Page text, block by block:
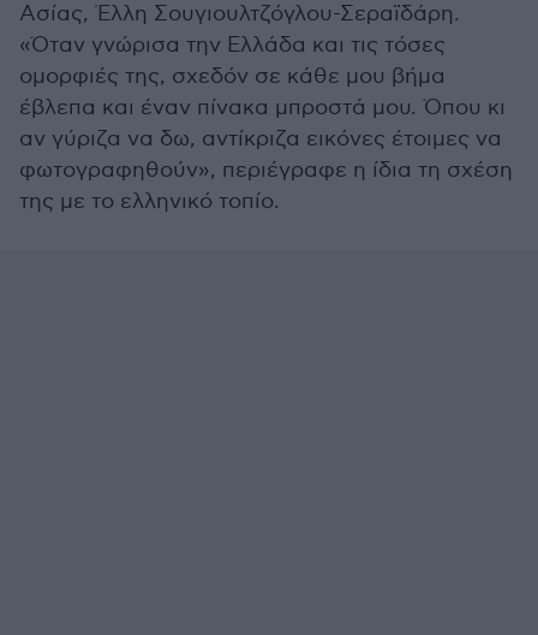
Ασίας, Έλλη Σουγιουλτζόγλου-Σεραϊδάρη.
«Όταν γνώρισα την Ελλάδα και τις τόσες
ομορφιές της, σχεδόν σε κάθε μου βήμα
έβλεπα και έναν πίνακα μπροστά μου. Όπου κι
αν γύριζα να δω, αντίκριζα εικόνες έτοιμες να
φωτογραφηθούν», περιέγραφε η ίδια τη σχέση
της με το ελληνικό τοπίο.